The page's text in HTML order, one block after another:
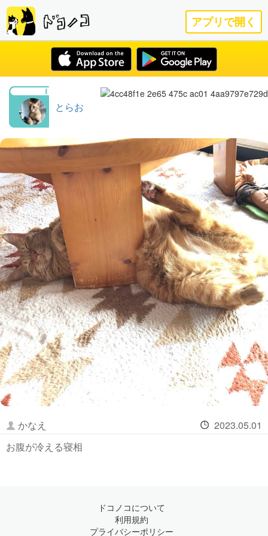
アプリで開く
とらお
かなえ
2023.05.01
お腹が冷える寝相
ドコノコについて
利用規約
プライバシーポリシー